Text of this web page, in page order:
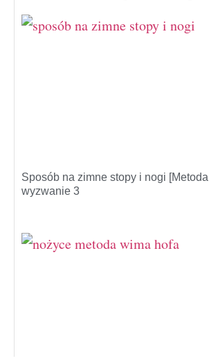
Sposób na zimne stopy i nogi
wyzwanie 3